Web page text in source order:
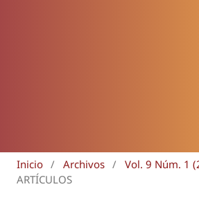
Inicio / Archivos / Vol. 9 Núm. 1
ARTÍCULOS